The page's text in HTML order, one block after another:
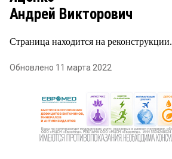
ЗАКОН
Андрей Викторович
Страница находится на реконструкции.
Обновлено 11 марта 2022